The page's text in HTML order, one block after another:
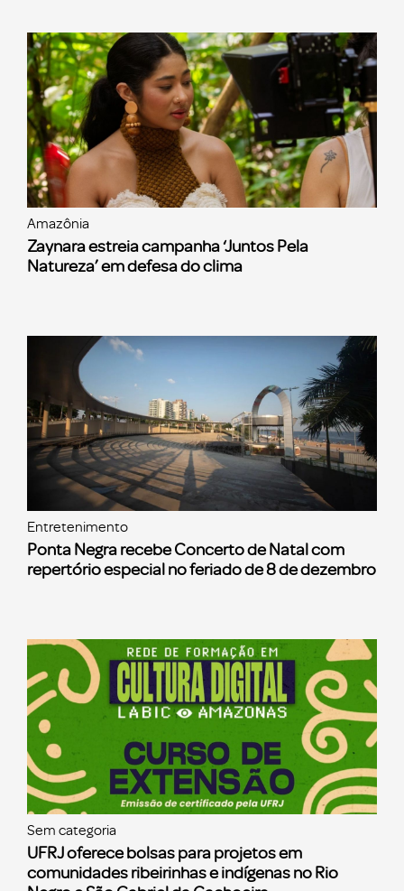
Amazônia
Zaynara estreia campanha ‘Juntos Pela
Natureza’ em defesa do clima
Entretenimento
Ponta Negra recebe Concerto de Natal com
repertório especial no feriado de 8 de dezembro
Sem categoria
UFRJ oferece bolsas para projetos em
comunidades ribeirinhas e indígenas no Rio